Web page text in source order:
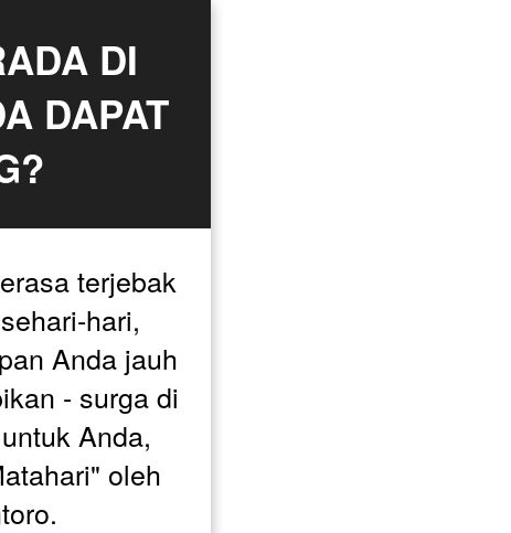
DI
DAPAT
terjebak
hari,
Anda jauh
- surga di
Anda,
oleh